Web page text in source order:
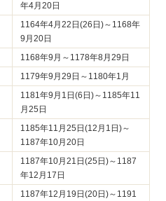
年4月20日
1164年4月22日(26日)～1168年
9月20日
1168年9月～1178年8月29日
1179年9月29日～1180年1月
1181年9月1日(6日)～1185年11
月25日
1185年11月25日(12月1日)～
1187年10月20日
1187年10月21日(25日)～1187
年12月17日
1187年12月19日(20日)～1191